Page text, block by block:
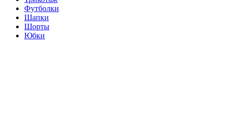
Футболки
Шапки
Шорты
Юбки